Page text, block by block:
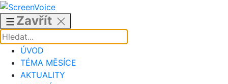
Přejít
obsahu
Zavřít
ÚVOD
TÉMA MĚSÍCE
AKTUALITY